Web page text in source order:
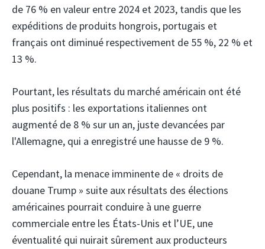
de 76 % en valeur entre 2024 et 2023, tandis que les
expéditions de produits hongrois, portugais et
français ont diminué respectivement de 55 %, 22 % et
13 %.
Pourtant, les résultats du marché américain ont été
plus positifs : les exportations italiennes ont
augmenté de 8 % sur un an, juste devancées par
l'Allemagne, qui a enregistré une hausse de 9 %.
Cependant, la menace imminente de « droits de
douane Trump » suite aux résultats des élections
américaines pourrait conduire à une guerre
commerciale entre les États-Unis et l’UE, une
éventualité qui nuirait sûrement aux producteurs